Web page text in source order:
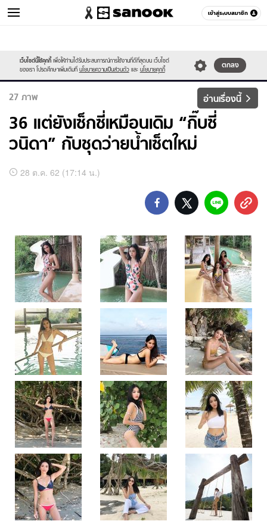
เข้าสู่ระบบสมาชิก
ผู้ชาย หมวดอื่นๆ
เว็บไซต์นี้ใช้คุกกี้ เพื่อให้ท่านได้รับประสบการณ์การใช้งานที่ดีที่สุดบน เว็บไซต์
ของเรา โปรดศึกษาเพิ่มเติมที่ นโยบายความเป็นส่วนตัว และ นโยบายคุกกี้
ตกลง
27 ภาพ อ่านเรื่องนี้
36 แต่ยังเซ็กซี่เหมือนเดิม “กิ๊บซี่
วนิดา” กับชุดว่ายน้ำเซ็ตใหม่
อัลบั้ม
ยัง
เซ็กซี่
เหมือน
เดิม
“กิ๊บ
วนิดา”
กับ
ชุด
น้ำ
เซ็ต
ใหม่
28 ต.ค. 62 (17:14 น.)